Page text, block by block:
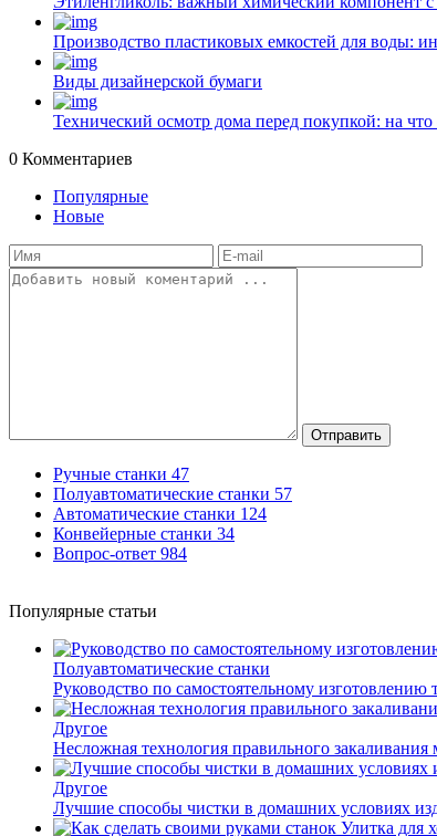
Производство пластиковых емкостей для воды:
Виды дизайнерской бумаги
Технический осмотр дома перед покупкой: на что
0 Комментариев
Популярные
Новые
Отправить
Ручные станки 47
Полуавтоматические станки 57
Автоматические станки 124
Конвейерные станки 34
Вопрос-ответ 984
Популярные статьи
Полуавтоматические станки
Руководство по самостоятельному
Другое
Несложная технология правильного
Другое
Лучшие способы чистки в домашних условиях